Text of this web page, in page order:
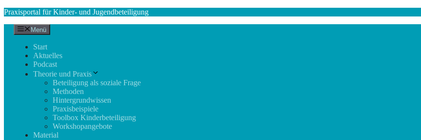
Zum
springen
Praxisportal für Kinder- und Jugendbeteiligung
Menü
Start
Aktuelles
Podcast
Theorie und Praxis
Beteiligung als soziale Frage
Methoden
Hintergrundwissen
Praxisbeispiele
Toolbox Kinderbeteiligung
Workshopangebote
Material